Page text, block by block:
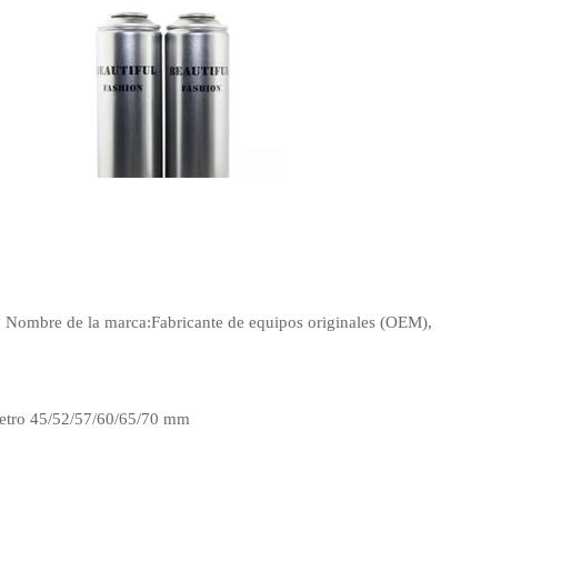
Nombre de la marca:Fabricante de equipos originales (OEM),
45/52/57/60/65/70 mm